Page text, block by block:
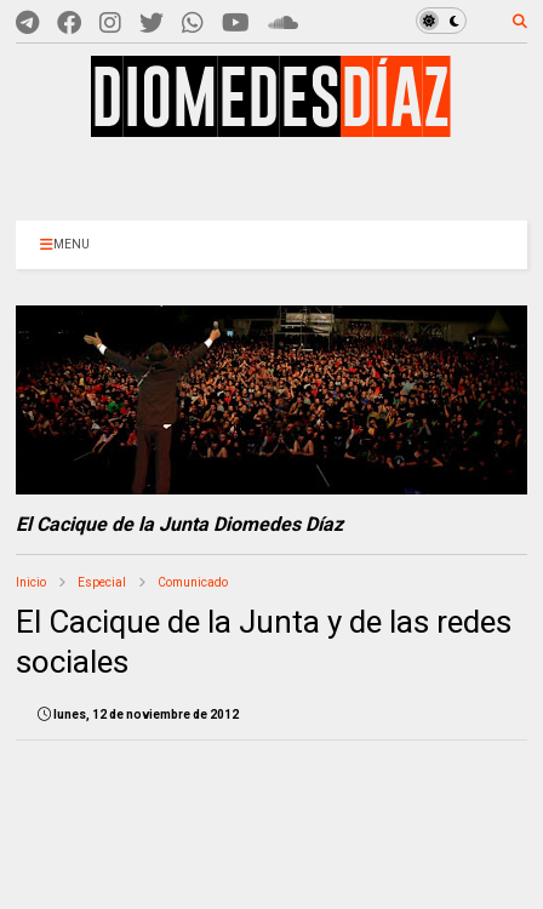
MENU
El Cacique de la Junta Diomedes Díaz
Inicio Especial Comunicado
El Cacique de la Junta y de las redes
sociales
lunes, 12 de noviembre de 2012